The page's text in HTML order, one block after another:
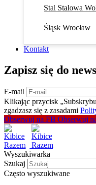
Stal Stalowa
Śląsk Wrocław
Kontakt
Zapisz się do
E-mail
Klikając przycisk
zgadzasz się z zasadami
Obserwuj na FB Obserwuj
Wyszukiwarka
Szukaj
Często wyszukiwane